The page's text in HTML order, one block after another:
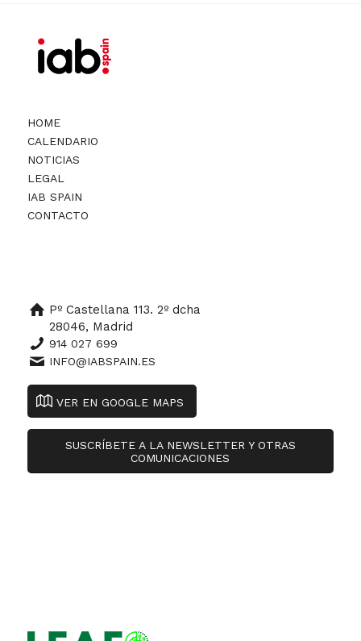
HOME
CALENDARIO
NOTICIAS
LEGAL
IAB SPAIN
CONTACTO
Pº Castellana 113. 2º dcha
28046, Madrid
914 027 699
INFO@IABSPAIN.ES
VER EN GOOGLE MAPS
SUSCRÍBETE A LA NEWSLETTER Y OTRAS
COMUNICACIONES